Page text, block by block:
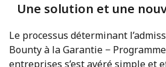
Une solution et une
Le processus déterminant
Bounty à la Garantie −
entreprises s’est avéré simple et